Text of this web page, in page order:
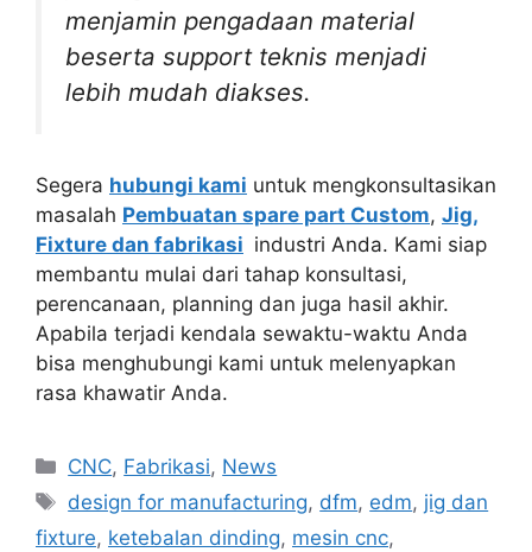
menjamin pengadaan material
beserta support teknis menjadi
lebih mudah diakses.
Segera hubungi kami untuk mengkonsultasikan
masalah Pembuatan spare part Custom, Jig,
Fixture dan fabrikasi industri Anda. Kami siap
membantu mulai dari tahap konsultasi,
perencanaan, planning dan juga hasil akhir.
Apabila terjadi kendala sewaktu-waktu Anda
bisa menghubungi kami untuk melenyapkan
rasa khawatir Anda.
Categories
CNC, Fabrikasi, News
Tags
design for manufacturing, dfm, edm, jig dan
fixture, ketebalan dinding, mesin cnc,